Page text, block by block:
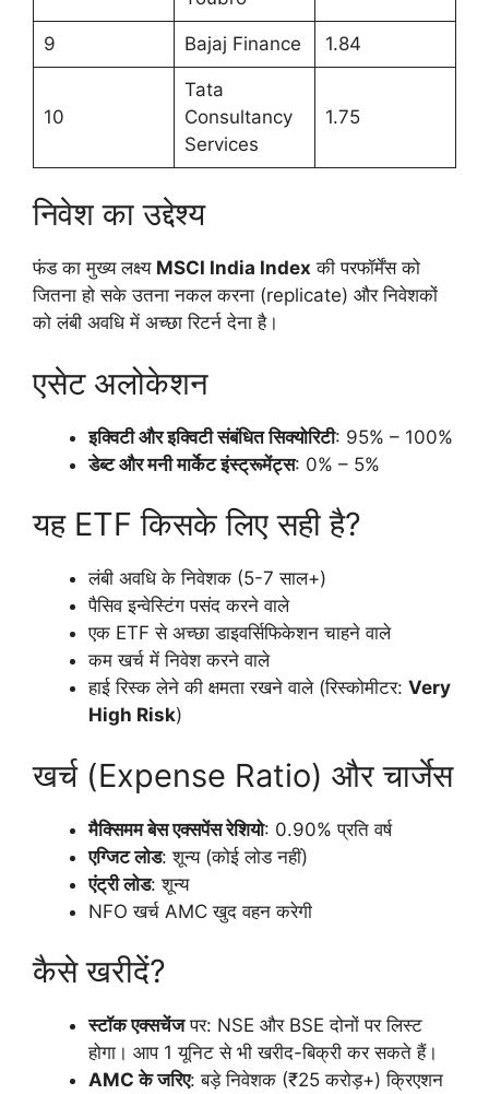
9 Bajaj Finance 1.84
10
Tata
Consultancy
Services
1.75
निवेश का उद्देश्य
फंड का मुख्य लक्ष्य MSCI India Index की परफॉर्मेंस को
जितना हो सके उतना नकल करना (replicate) और निवेशकों
को लंबी अवधि में अच्छा रिटर्न देना है।
एसेट अलोकेशन
इक्विटी और इक्विटी संबंधित सिक्योरिटी: 95% – 100%
डेब्ट और मनी मार्केट इंस्ट्रूमेंट्स: 0% – 5%
यह ETF किसके लिए सही है?
लंबी अवधि के निवेशक (5-7 साल+)
पैसिव इन्वेस्टिंग पसंद करने वाले
एक ETF से अच्छा डाइवर्सिफिकेशन चाहने वाले
कम खर्च में निवेश करने वाले
हाई रिस्क लेने की क्षमता रखने वाले (रिस्कोमीटर: Very
High Risk)
खर्च (Expense Ratio) और चार्जेस
मैक्सिमम बेस एक्सपेंस रेशियो: 0.90% प्रति वर्ष
एग्जिट लोड: शून्य (कोई लोड नहीं)
एंट्री लोड: शून्य
NFO खर्च AMC खुद वहन करेगी
कैसे खरीदें?
स्टॉक एक्सचेंजपर: NSE और BSE दोनों पर लिस्ट
होगा। आप 1 यूनिट से भी खरीद-बिक्री कर सकते हैं।
AMC के जरिए: बड़े निवेशक (₹25 करोड़+) क्रिएशन